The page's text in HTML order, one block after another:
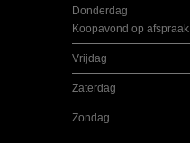
Donderdag
Koopavond op afspraak
Vrijdag
Zaterdag
Zondag